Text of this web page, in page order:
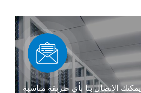
يمكنك الاتصال بنا بأي طريقة مناسبة